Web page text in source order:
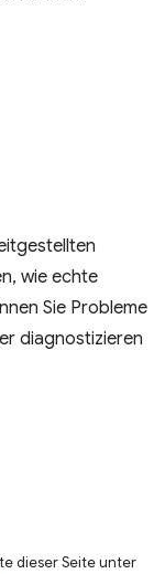
wie echte
Sie Probleme
diagnostizieren
dieser Seite unter